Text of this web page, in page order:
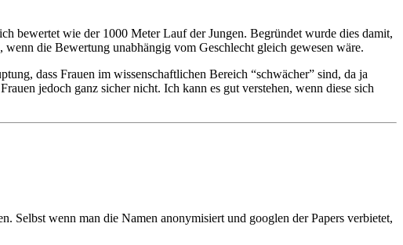
bewertet wie der 1000 Meter Lauf der Jungen. Begründet wurde dies damit,
die Bewertung unabhängig vom Geschlecht gleich gewesen wäre.
dass Frauen im wissenschaftlichen Bereich “schwächer” sind, da ja
jedoch ganz sicher nicht. Ich kann es gut verstehen, wenn diese sich
Selbst wenn man die Namen anonymisiert und googlen der Papers verbietet,